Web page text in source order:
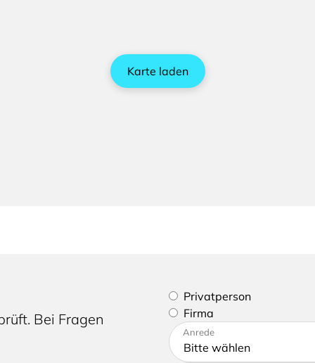
Karte laden
Bei Fragen
Bitte geben Sie an, ob Sie
Privatperson
Firma
Bitte tragen Sie Ihre
Anrede